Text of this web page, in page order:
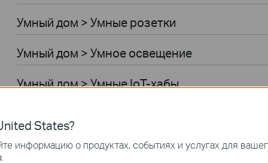
Умный дом > Умные розетки
Умный дом > Умное освещение
Умный дом > Умные IoT-хабы
Умный дом > Умные выключатели
States?
информацию о продуктах, событиях и услугах для